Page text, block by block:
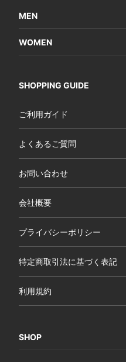
MEN
WOMEN
SHOPPING GUIDE
ご利用ガイド
よくあるご質問
お問い合わせ
会社概要
プライバシーポリシー
特定商取引法に基づく表記
利用規約
SHOP